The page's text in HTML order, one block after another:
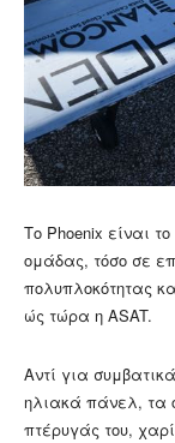
Το Phoenix είναι
ομάδας, τόσο σε
πολυπλοκότητας
ώς τώρα η ASAT.
Αντί για
ηλιακά πάνελ, τα
πτέρυγάς του,